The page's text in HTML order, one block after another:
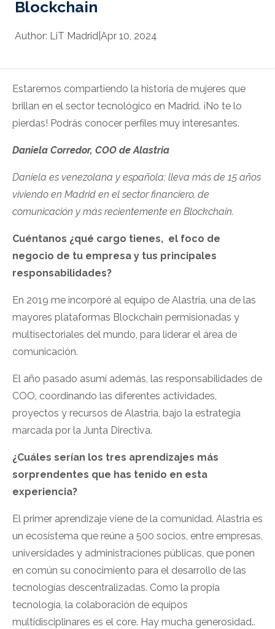
Blockchain
Author: LiT Madrid Apr 10, 2024
Estaremos compartiendo la historia de mujeres que
brillan en el sector tecnológico en Madrid. ¡No te lo
pierdas! Podrás conocer perfiles muy interesantes.
Daniela Corredor, COO de Alastria
Daniela es venezolana y española; lleva más de 15 años
viviendo en Madrid en el sector financiero, de
comunicación y más recientemente en Blockchain.
Cuéntanos ¿qué cargo tienes, el foco de
negocio de tu empresa y tus principales
responsabilidades?
En 2019 me incorporé al equipo de Alastria, una de las
mayores plataformas Blockchain permisionadas y
multisectoriales del mundo, para liderar el área de
comunicación.
El año pasado asumí además, las responsabilidades de
COO, coordinando las diferentes actividades,
proyectos y recursos de Alastria, bajo la estrategia
marcada por la Junta Directiva.
¿Cuáles serían los tres aprendizajes más
sorprendentes que has tenido en esta
experiencia?
El primer aprendizaje viene de la comunidad. Alastria es
un ecosistema que reúne a 500 socios, entre empresas,
universidades y administraciones públicas, que ponen
en común su conocimiento para el desarrollo de las
tecnologías descentralizadas. Como la propia
tecnología, la colaboración de equipos
multidisciplinares es el core. Hay mucha generosidad..